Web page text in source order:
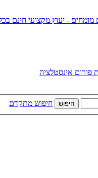
מומחים - יעוץ מקצועי חינם
פורום אינסטלציה
חיפוש
חיפוש מתקדם